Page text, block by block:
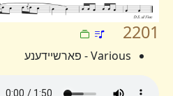
2201
Various - פארשיידענע